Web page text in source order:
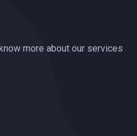
more about our services